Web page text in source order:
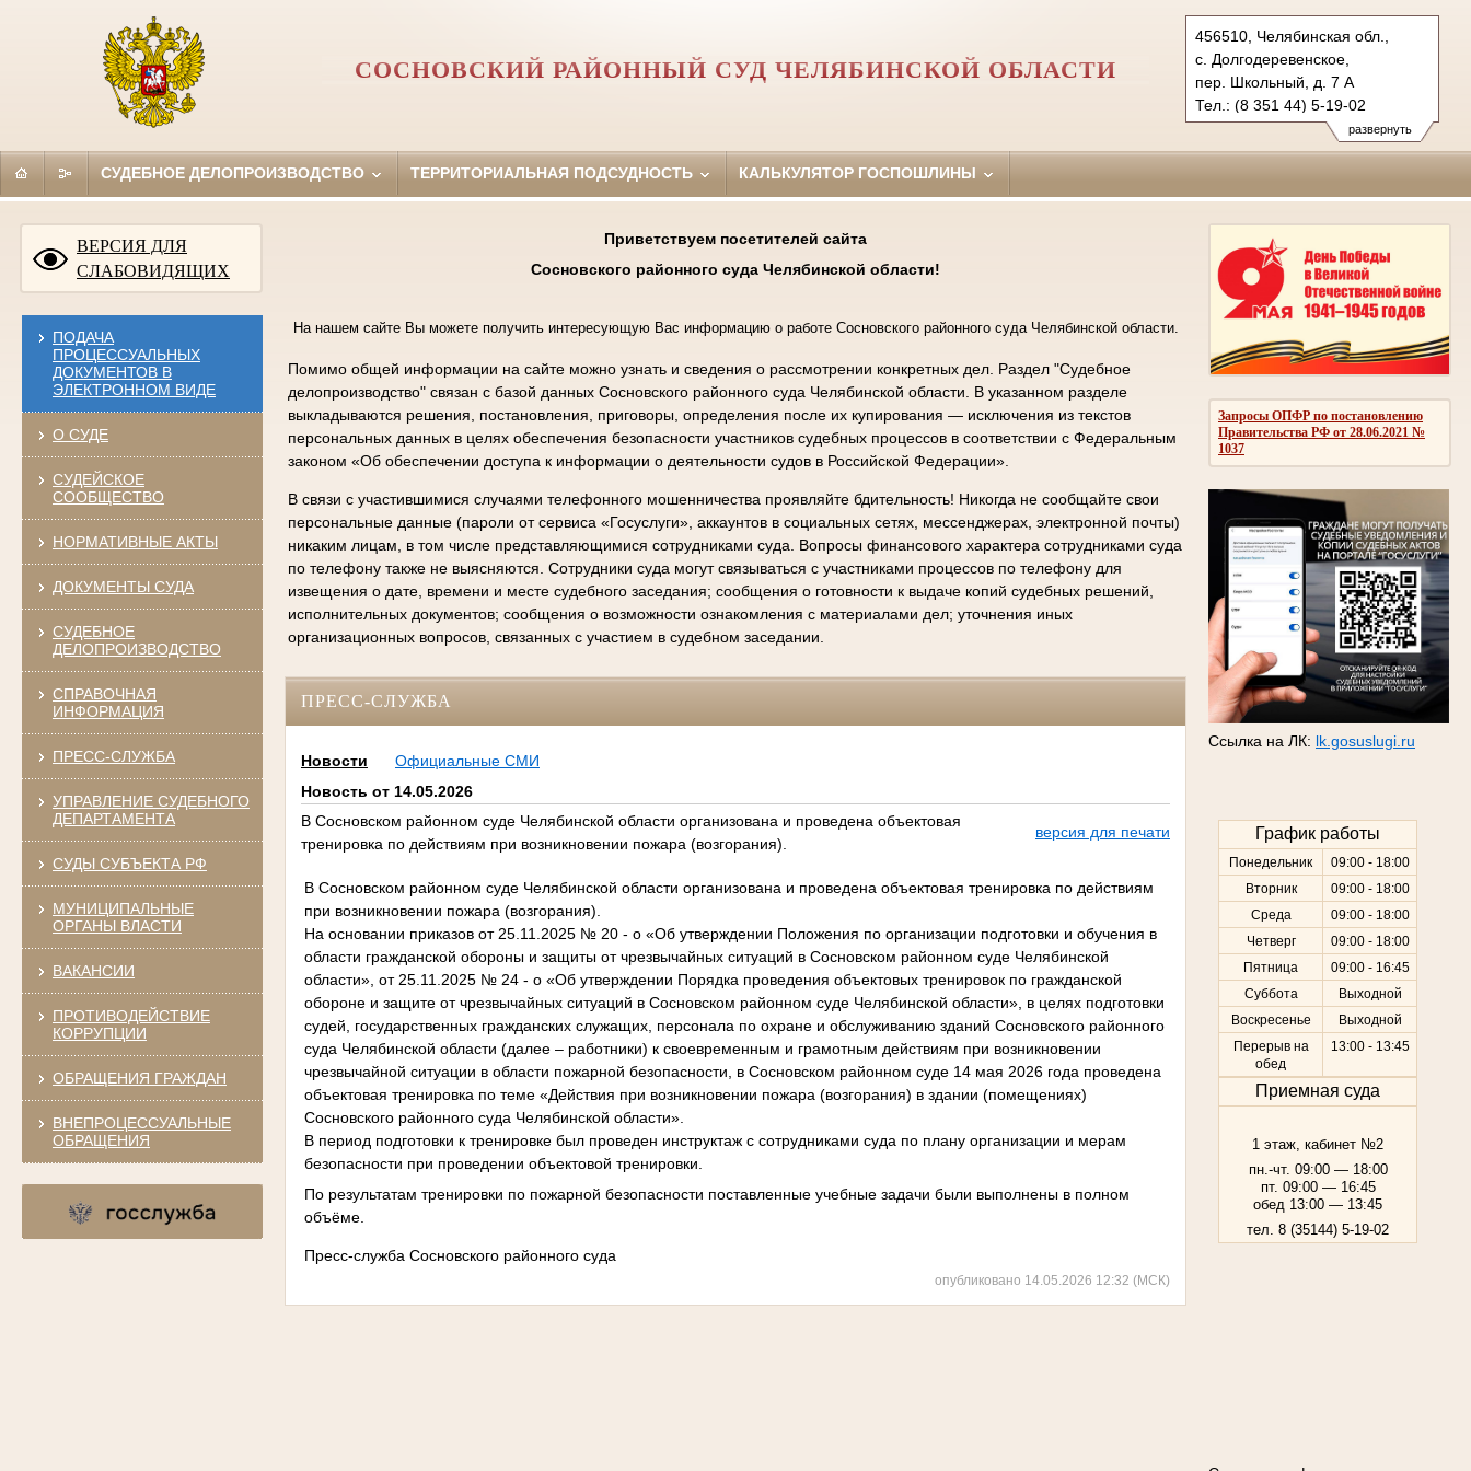
развернуть
456510, Челябинская обл.,
с. Долгодеревенское,
пер. Школьный, д. 7 А
Тел.: (8 351 44) 5-19-02
sosn.chel@sudrf.ru
СОСНОВСКИЙ РАЙОННЫЙ СУД ЧЕЛЯБИНСКОЙ ОБЛАСТИ
СУДЕБНОЕ ДЕЛОПРОИЗВОДСТВО ТЕРРИТОРИАЛЬНАЯ ПОДСУДНОСТЬ КАЛЬКУЛЯТОР ГОСПОШЛИНЫ
ВЕРСИЯ ДЛЯ
СЛАБОВИДЯЩИХ
ПОДАЧА
ПРОЦЕССУАЛЬНЫХ
ДОКУМЕНТОВ В
ЭЛЕКТРОННОМ ВИДЕ
О СУДЕ
СУДЕЙСКОЕ
СООБЩЕСТВО
НОРМАТИВНЫЕ АКТЫ
ДОКУМЕНТЫ СУДА
СУДЕБНОЕ
ДЕЛОПРОИЗВОДСТВО
СПРАВОЧНАЯ
ИНФОРМАЦИЯ
ПРЕСС-СЛУЖБА
УПРАВЛЕНИЕ СУДЕБНОГО
ДЕПАРТАМЕНТА
СУДЫ СУБЪЕКТА РФ
МУНИЦИПАЛЬНЫЕ
ОРГАНЫ ВЛАСТИ
ВАКАНСИИ
ПРОТИВОДЕЙСТВИЕ
КОРРУПЦИИ
ОБРАЩЕНИЯ ГРАЖДАН
ВНЕПРОЦЕССУАЛЬНЫЕ
ОБРАЩЕНИЯ
Запросы ОПФР по постановлению
Правительства РФ от 28.06.2021 №
1037
Ссылка на ЛК: lk.gosuslugi.ru
График работы
Понедельник
09:00 - 18:00
Вторник
09:00 - 18:00
Среда
09:00 - 18:00
Четверг
09:00 - 18:00
Пятница
09:00 - 16:45
Суббота
Выходной
Воскресенье
Выходной
Перерыв на
обед
13:00 - 13:45
Приемная суда
1 этаж, кабинет №2
пн.-чт. 09:00 — 18:00
пт. 09:00 — 16:45
обед 13:00 — 13:45
тел. 8 (35144) 5-19-02
Приветствуем посетителей сайта
Сосновского районного суда Челябинской области!
На нашем сайте Вы можете получить интересующую Вас информацию о работе Сосновского районного суда Челябинской области.
Помимо общей информации на сайте можно узнать и сведения о рассмотрении конкретных дел. Раздел "Судебное
делопроизводство" связан с базой данных Сосновского районного суда Челябинской области. В указанном разделе
выкладываются решения, постановления, приговоры, определения после их купирования — исключения из текстов
персональных данных в целях обеспечения безопасности участников судебных процессов в соответствии с Федеральным
законом «Об обеспечении доступа к информации о деятельности судов в Российской Федерации».
В связи с участившимися случаями телефонного мошенничества проявляйте бдительность! Никогда не сообщайте свои
персональные данные (пароли от сервиса «Госуслуги», аккаунтов в социальных сетях, мессенджерах, электронной почты)
никаким лицам, в том числе представляющимися сотрудниками суда. Вопросы финансового характера сотрудниками суда
по телефону также не выясняются. Сотрудники суда могут связываться с участниками процессов по телефону для
извещения о дате, времени и месте судебного заседания; сообщения о готовности к выдаче копий судебных решений,
исполнительных документов; сообщения о возможности ознакомления с материалами дел; уточнения иных
организационных вопросов, связанных с участием в судебном заседании.
ПРЕСС-СЛУЖБА
Новости
Официальные СМИ
Новость от 14.05.2026
В Сосновском районном суде Челябинской области организована и проведена объектовая
тренировка по действиям при возникновении пожара (возгорания).
версия для печати
В Сосновском районном суде Челябинской области организована и проведена объектовая тренировка по действиям
при возникновении пожара (возгорания).
На основании приказов от 25.11.2025 № 20 - о «Об утверждении Положения по организации подготовки и обучения в
области гражданской обороны и защиты от чрезвычайных ситуаций в Сосновском районном суде Челябинской
области», от 25.11.2025 № 24 - о «Об утверждении Порядка проведения объектовых тренировок по гражданской
обороне и защите от чрезвычайных ситуаций в Сосновском районном суде Челябинской области», в целях подготовки
судей, государственных гражданских служащих, персонала по охране и обслуживанию зданий Сосновского районного
суда Челябинской области (далее – работники) к своевременным и грамотным действиям при возникновении
чрезвычайной ситуации в области пожарной безопасности, в Сосновском районном суде 14 мая 2026 года проведена
объектовая тренировка по теме «Действия при возникновении пожара (возгорания) в здании (помещениях)
Сосновского районного суда Челябинской области».
В период подготовки к тренировке был проведен инструктаж с сотрудниками суда по плану организации и мерам
безопасности при проведении объектовой тренировки.
По результатам тренировки по пожарной безопасности поставленные учебные задачи были выполнены в полном
объёме.
Пресс-служба Сосновского районного суда
опубликовано 14.05.2026 12:32 (МСК)